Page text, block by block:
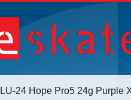
24 Hope Pro5 24g Purple